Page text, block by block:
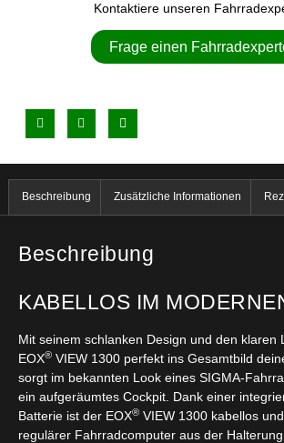
Kontaktiere unseren
Frage einen
Beschreibung Zusätzliche Informationen
Beschreibung
KABELLOS IM
Mit seinem schlanken Design und den klaren
EOX® VIEW 1300 perfekt ins Gesamtbild
sorgt im bekannten Look eines SIGMA-
ein aufgeräumtes Cockpit. Dank einer
Batterie ist der EOX® VIEW 1300 kabellos
regulärer Fahrradcomputer aus der